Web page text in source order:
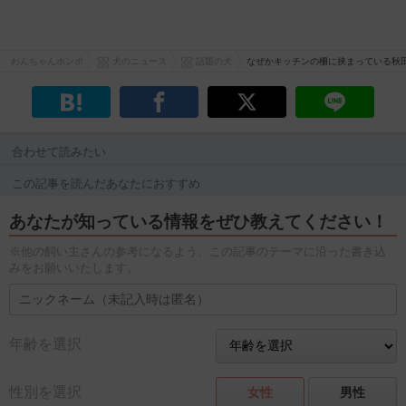
なぜかキッチンの柵に挟まっている
合わせて読みたい
この記事を読んだあなたにおすすめ
あなたが知っている情報をぜひ教えてください！
※他の飼い主さんの参考になるよう、この記事のテーマに沿った書き込
みをお願いいたします。
年齢を選択
性別を選択 女性 男性